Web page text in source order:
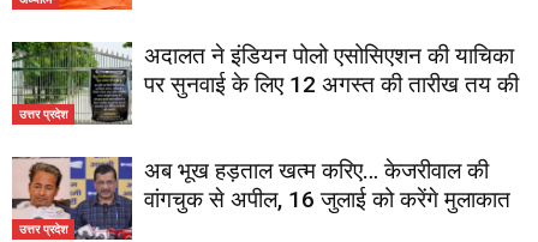
उत्तर प्रदेश
अदालत ने इंडियन पोलो एसोसिएशन की याचिका
पर सुनवाई के लिए 12 अगस्त की तारीख तय की
उत्तर प्रदेश
अब भूख हड़ताल खत्म करिए… केजरीवाल की
वांगचुक से अपील, 16 जुलाई को करेंगे मुलाकात